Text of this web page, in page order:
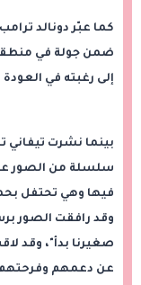
كما عبّر دونالد
ضمن جولة في
إلى رغبته في العودة
بينما نشرت تيفاني
سلسلة من الصور
فيها وهي تحتفل
وقد رافقت الصور
صغيرنا بدأ"، وقد
عن دعمهم وفرحتهم